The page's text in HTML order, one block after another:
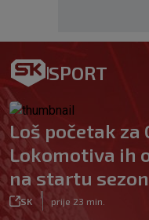
SPORT
Loš početak za
Lokomotiva ih
na startu
SK prije 23 min.